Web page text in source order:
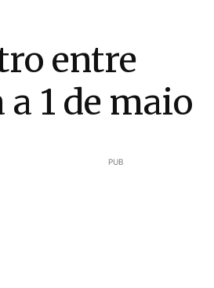
entre
1 de maio
PUB